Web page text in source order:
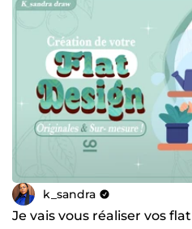
k_sandra
Je vais vous réaliser vos